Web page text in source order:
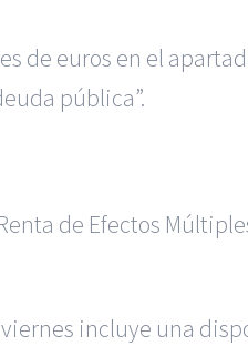
de euros en el
pública”.
de Efectos
incluye una